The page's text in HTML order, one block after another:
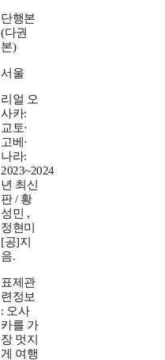
단행본
(다권
본)
서울
리얼 오
사카:
교토·
고베·
나라:
2023~2024
년 최신
판 / 황
성민 ,
정현미
[공]지
음.
표제관
련정보
: 오사
카를 가
장 멋지
게 여행